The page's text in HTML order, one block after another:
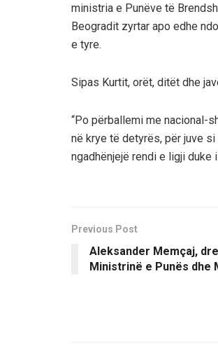
ministria e Punëve të
Beogradit zyrtar apo edhe
e tyre.
Sipas Kurtit, orët, ditët dhe
“Po përballemi me nacional-
në krye të detyrës, për juve
ngadhënjejë rendi e ligji duke
Previous Post
Aleksander Memçaj,
Ministrinë e Punës dhe